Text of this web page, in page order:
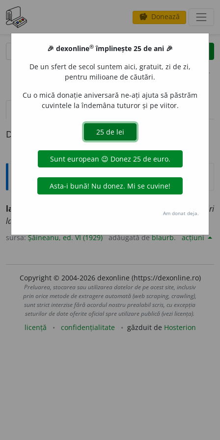
savings Donează
clear
opțiuni
definiții (1)
Definiția cu ID-ul 801047:
Explicative DEX
languros
priviri
languroase.
sursa:Șăineanu, ed. VI (1929) adăugată deblaurb. acțiuni
Copyright © 2004-2026 dexonline (https://dexonline.ro)
Preluarea, stocarea sau utilizarea datelor de pe acest site, inclusiv
prin orice metode de extragere automată (web scraping, crawling),
sunt strict interzise fără acordul nostru prealabil scris, cu excepția
seturilor de date oferite oficial spre utilizare publică (vezi licența).
licență confidențialitate găzduit de Hosterion
🎉 dexonline® împlinește 25 de ani 🎉
De un sfert de secol suntem aici, gratuit, zi de zi,
pentru milioane de căutări.
Cu o mică donație aniversară ne-ați ajuta să păstrăm
cuvintele la îndemâna tuturor și pe viitor.
Am donat deja.